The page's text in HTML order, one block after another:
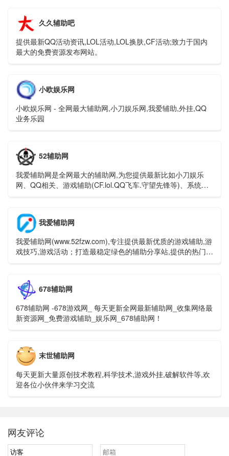
久久辅助吧
提供最新QQ活动资讯,LOL活动,LOL换肤,CF活动;致力于国内
最大的免费资源发布网站。
小欧娱乐网
小欧娱乐网 - 全网最大辅助网,小刀娱乐网,我爱辅助,外挂,QQ
业务乐园
52辅助网
我爱辅助网是全网最大的辅助网,为您提供最新比如小刀娱乐
网、QQ相关、游戏辅助(CF.lol.QQ飞车.守望先锋等)、系统工
私藏!
我爱辅助网
我爱辅助网(www.52fzw.com),专注提供最新优质的游戏辅助,游
戏技巧,游戏活动；打造最稳定绿色的辅助分享站,提供的热门游
678辅助网
678辅助网 -678游戏网_ 每天更新全网最新辅助网_收集网络最
新资源网_免费游戏辅助_娱乐网_678辅助网！
末世辅助网
每天更新大量原创技术教程,科学技术,游戏外挂,破解软件等,欢
迎各位小伙伴来学习交流
网友评论